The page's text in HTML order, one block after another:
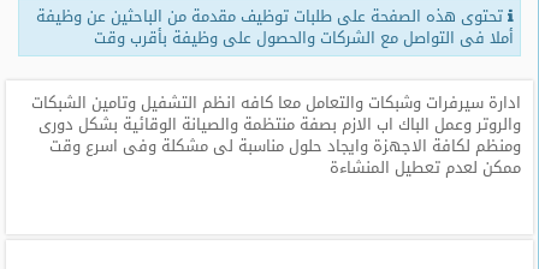
وظائف
اليوم
وظائف
السعودية
اليوم
مصر
تحتوى هذه الصفحة على طلبات توظيف مقدمة من الباحثين عن وظيفة
أملا فى التواصل مع الشركات والحصول على وظيفة بأقرب وقت
ادارة سيرفرات وشبكات والتعامل معا كافه انظم التشفيل وتامين الشبكات
والروتر وعمل الباك اب الازم بصفة منتظمة والصيانة الوقائية بشكل دورى
ومنظم لكافة الاجهزة وايجاد حلول مناسبة لى مشكلة وفى اسرع وقت
ممكن لعدم تعطيل المنشاءة